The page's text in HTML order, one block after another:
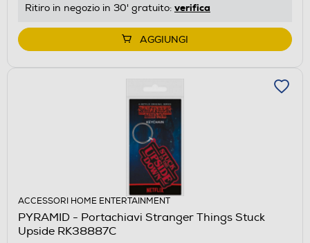
Ritiro in negozio in 30' gratuito: verifica
AGGIUNGI
ACCESSORI HOME ENTERTAINMENT
PYRAMID - Portachiavi Stranger Things Stuck
Upside RK38887C